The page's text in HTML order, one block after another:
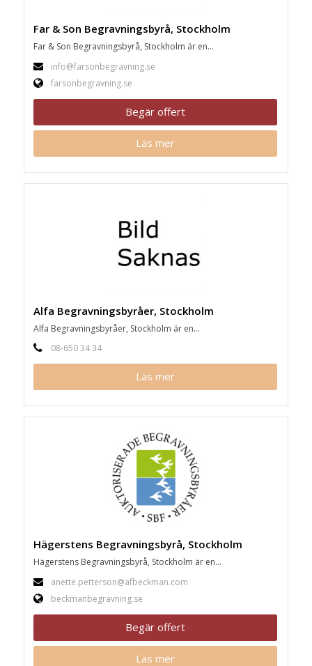
Far & Son Begravningsbyrå, Stockholm
Far & Son Begravningsbyrå, Stockholm är en...
info@farsonbegravning.se
farsonbegravning.se
Begär offert
Läs mer
Alfa Begravningsbyråer, Stockholm
Alfa Begravningsbyråer, Stockholm är en...
08-650 34 34
Läs mer
Hägerstens Begravningsbyrå, Stockholm
Hägerstens Begravningsbyrå, Stockholm är en...
anette.petterson@afbeckman.com
beckmanbegravning.se
Begär offert
Läs mer